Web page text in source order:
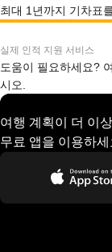
최대 1년까지 기차표
실제 인적 지원 서비스
도움이 필요하세요?
시오.
여행 계획이 더 이
무료 앱을 이용하세